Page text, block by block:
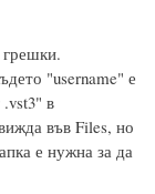
"username" е
в
във Files, но
е нужна за да